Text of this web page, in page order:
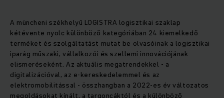
A müncheni székhelyű LOGISTRA logisztikai szaklap
kétévente nyolc különböző kategóriában 24 kiemelkedő
terméket és szolgáltatást mutat be olvasóinak a logisztikai
iparág műszaki, vállalkozói és szellemi innovációjának
elismeréseként. Az aktuális megatrendekkel - a
digitalizációval, az e-kereskedelemmel és az
elektromobilitással - összhangban a 2022-es év változatos
megoldásokat kínált, a targoncáktól és a különböző